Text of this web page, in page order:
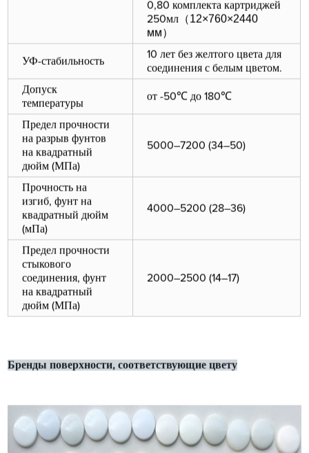
0,80 комплекта картриджей
250мл （12×760×2440
мм）
УФ-стабильность
10 лет без желтого цвета для
соединения с белым цветом.
Допуск
температуры
от -50℃ до 180℃
Предел прочности
на разрыв фунтов
на квадратный
дюйм (МПа)
5000–7200 (34–50)
Прочность на
изгиб, фунт на
квадратный дюйм
(мПа)
4000–5200 (28–36)
Предел прочности
стыкового
соединения, фунт
на квадратный
дюйм (МПа)
2000–2500 (14–17)
Бренды поверхности, соответствующие цвету